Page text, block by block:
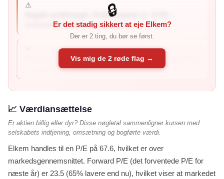
⚠️
Negativ profitmargin: Profitmarginen er -5.5% –
virksomheden taber penge på sin...
Faldende indtjening: Kvartalets indtjening er faldet 69%
år-over-år – virksomh...
🔒
Er det stadig sikkert at eje Elkem?
Der er 2 ting, du bør se først.
Vis mig de 2 røde flag →
📈 Værdiansættelse
Er aktien billig eller dyr? Disse nøgletal sammenligner kursen med
selskabets indtjening, omsætning og bogførte værdi.
Elkem handles til en P/E på 67.6, hvilket er over
markedsgennemsnittet. Forward P/E (det forventede P/E for
næste år) er 23.5 (65% lavere end nu), hvilket viser at markedet